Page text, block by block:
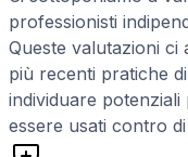
professionisti
Queste valutazioni ci
più recenti pratiche
individuare
essere usati contro